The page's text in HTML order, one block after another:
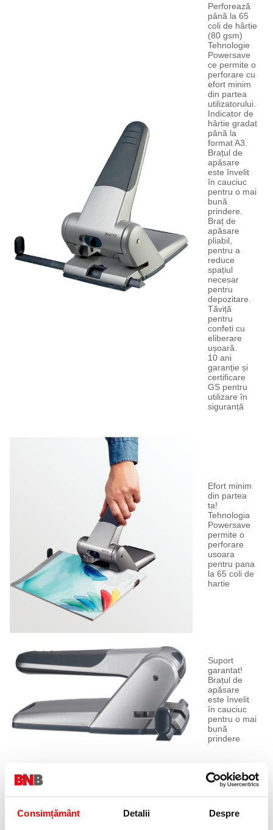
Consimțământ Detalii Despre
Perforează
până la 65
coli de hârtie
(80 gsm)
Tehnologie
Powersave
ce permite o
perforare cu
efort minim
din partea
utilizatorului.
Indicator de
hârtie gradat
până la
format A3.
Brațul de
apăsare
este învelit
în cauciuc
pentru o mai
bună
prindere.
Braț de
apăsare
pliabil,
pentru a
reduce
spațiul
necesar
pentru
depozitare.
Tăviță
pentru
confeti cu
eliberare
ușoară.
10 ani
garanție și
certificare
GS pentru
utilizare în
siguranță
Efort minim
din partea
ta!
Tehnologia
Powersave
permite o
perforare
usoara
pentru pana
la 65 coli de
hartie
Suport
garantat!
Brațul de
apăsare
este învelit
în cauciuc
pentru o mai
bună
prindere
depozitat in